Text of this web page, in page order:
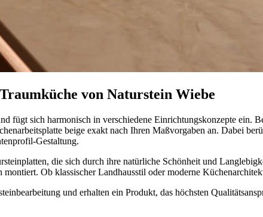
von Naturstein Wiebe
fügt sich harmonisch in verschiedene Einrichtungskonzepte ein.
beige exakt nach Ihren Maßvorgaben an. Dabei
Gestaltung.
die sich durch ihre natürliche Schönheit und
Ob klassischer Landhausstil oder moderne
und erhalten ein Produkt, das höchsten